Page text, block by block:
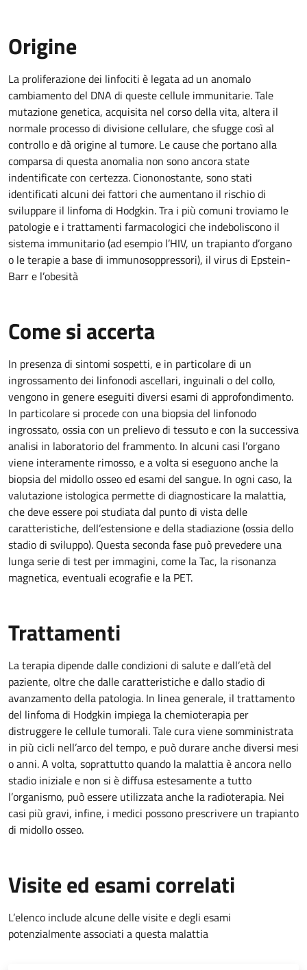
Origine
La proliferazione dei linfociti è legata ad un anomalo
cambiamento del DNA di queste cellule immunitarie. Tale
mutazione genetica, acquisita nel corso della vita, altera il
normale processo di divisione cellulare, che sfugge così al
controllo e dà origine al tumore. Le cause che portano alla
comparsa di questa anomalia non sono ancora state
indentificate con certezza. Ciononostante, sono stati
identificati alcuni dei fattori che aumentano il rischio di
sviluppare il linfoma di Hodgkin. Tra i più comuni troviamo le
patologie e i trattamenti farmacologici che indeboliscono il
sistema immunitario (ad esempio l’HIV, un trapianto d’organo
o le terapie a base di immunosoppressori), il virus di Epstein-
Barr e l’obesità
Come si accerta
In presenza di sintomi sospetti, e in particolare di un
ingrossamento dei linfonodi ascellari, inguinali o del collo,
vengono in genere eseguiti diversi esami di approfondimento.
In particolare si procede con una biopsia del linfonodo
ingrossato, ossia con un prelievo di tessuto e con la successiva
analisi in laboratorio del frammento. In alcuni casi l’organo
viene interamente rimosso, e a volta si eseguono anche la
biopsia del midollo osseo ed esami del sangue. In ogni caso, la
valutazione istologica permette di diagnosticare la malattia,
che deve essere poi studiata dal punto di vista delle
caratteristiche, dell’estensione e della stadiazione (ossia dello
stadio di sviluppo). Questa seconda fase può prevedere una
lunga serie di test per immagini, come la Tac, la risonanza
magnetica, eventuali ecografie e la PET.
Trattamenti
La terapia dipende dalle condizioni di salute e dall’età del
paziente, oltre che dalle caratteristiche e dallo stadio di
avanzamento della patologia. In linea generale, il trattamento
del linfoma di Hodgkin impiega la chemioterapia per
distruggere le cellule tumorali. Tale cura viene somministrata
in più cicli nell’arco del tempo, e può durare anche diversi mesi
o anni. A volta, soprattutto quando la malattia è ancora nello
stadio iniziale e non si è diffusa estesamente a tutto
l’organismo, può essere utilizzata anche la radioterapia. Nei
casi più gravi, infine, i medici possono prescrivere un trapianto
di midollo osseo.
Visite ed esami correlati
L’elenco include alcune delle visite e degli esami
potenzialmente associati a questa malattia